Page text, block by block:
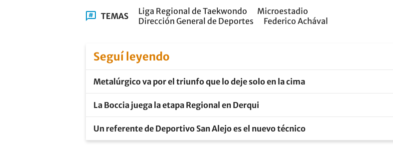
TEMAS Liga Regional de Taekwondo
Microestadio
Dirección General de Deportes
Federico Achával
Seguí leyendo
Metalúrgico va por el triunfo que lo deje solo en la cima
La Boccia juega la etapa Regional en Derqui
Un referente de Deportivo San Alejo es el nuevo técnico